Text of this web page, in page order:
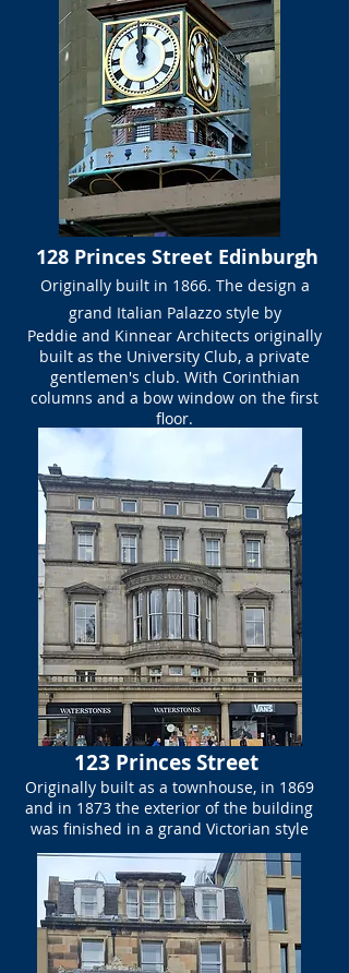
128 Princes Street Edinburgh
Originally built in 1866. The design a
grand Italian Palazzo style by
Peddie and Kinnear Architects originally
built as the University Club, a private
gentlemen's club. With Corinthian
columns and a bow window on the first
floor.
123 Princes Street
Originally built as a townhouse, in 1869
and in 1873 the exterior of the building
was finished in a grand Victorian style